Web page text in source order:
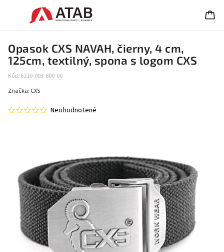
Opasok CXS NAVAH, čierny, 4 cm,
125cm, textilný, spona s logom CXS
Kód: 6110-003-800-00
Neohodnotené
Značka: CXS